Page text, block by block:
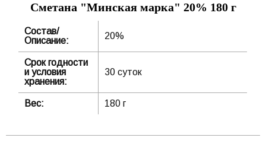
Сметана "Минская марка" 20% 180 г
Состав/
Описание:
20%
Срок годности
и условия
хранения:
30 суток
Вес: 180 г